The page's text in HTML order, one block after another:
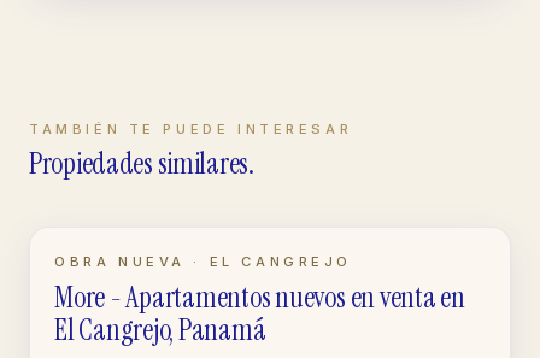
TAMBIÉN TE PUEDE INTERESAR
Propiedades similares.
EN CONSTRUCCIÓN
APARTAMENTO
OBRA NUEVA · EL CANGREJO
More - Apartamentos nuevos en venta en
El Cangrejo, Panamá